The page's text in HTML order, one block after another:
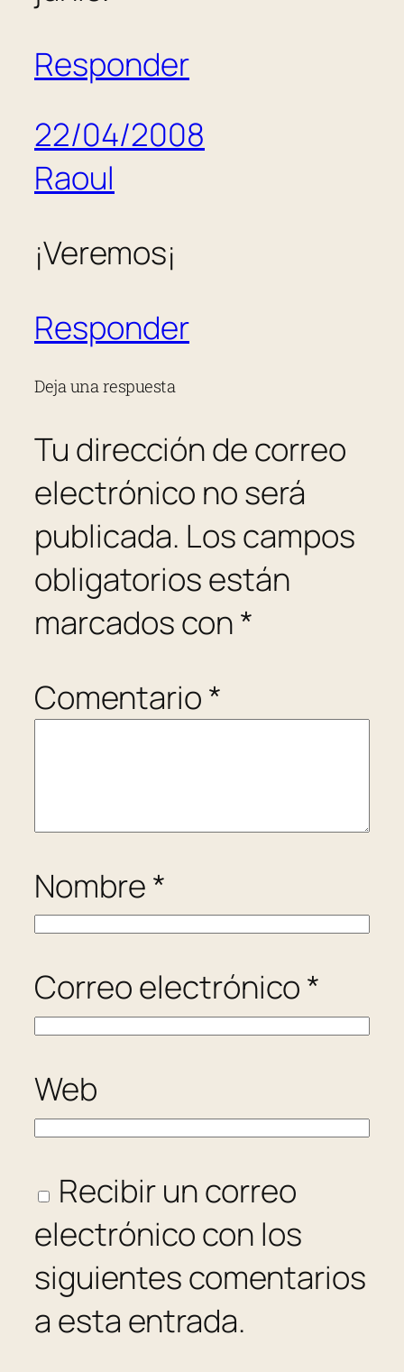
Responder
22/04/2008
Raoul
¡Veremos¡
Responder
Deja una respuesta
Tu dirección de correo
electrónico no será
publicada. Los campos
obligatorios están
marcados con*
Comentario*
Nombre*
Correo electrónico*
Web
Recibir un correo
electrónico con los
siguientes comentarios
a esta entrada.